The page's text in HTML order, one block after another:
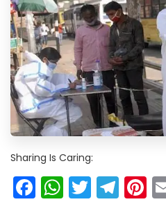
Sharing Is Caring:
Facebook
Twitter